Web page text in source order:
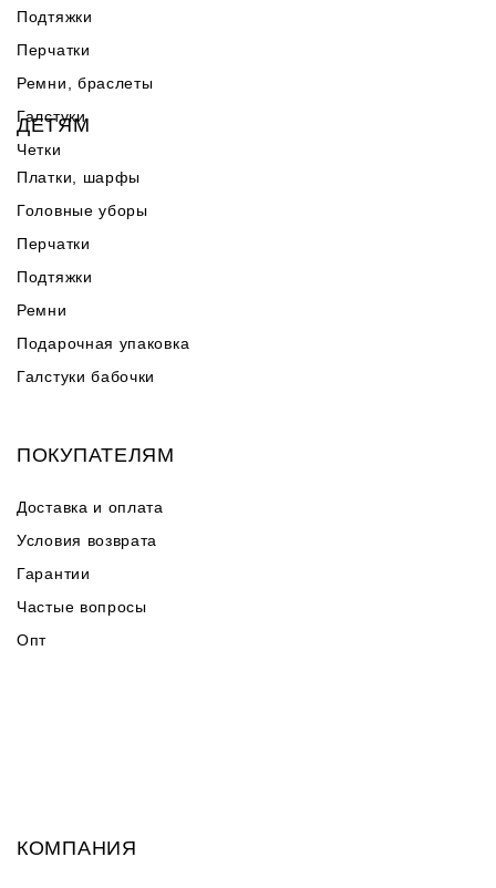
Подтяжки
Перчатки
Ремни, браслеты
Галстуки
Четки
ДЕТЯМ
Платки, шарфы
Головные уборы
Перчатки
Подтяжки
Ремни
Подарочная упаковка
Галстуки бабочки
ПОКУПАТЕЛЯМ
Доставка и оплата
Условия возврата
Гарантии
Частые вопросы
Опт
КОМПАНИЯ